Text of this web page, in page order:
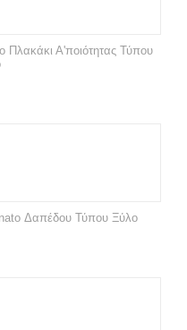
Α'ποιότητας Τύπου
Δαπέδου Τύπου Ξύλο